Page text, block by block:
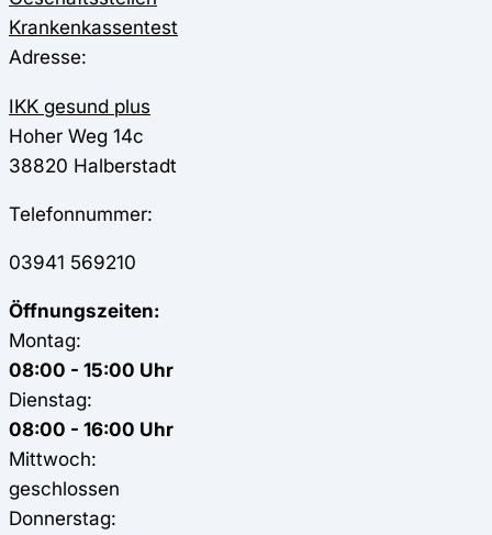
Krankenkassentest
Adresse:
IKK gesund plus
Hoher Weg 14c
38820 Halberstadt
Telefonnummer:
03941 569210
Öffnungszeiten:
Montag:
08:00 - 15:00 Uhr
Dienstag:
08:00 - 16:00 Uhr
Mittwoch:
geschlossen
Donnerstag: